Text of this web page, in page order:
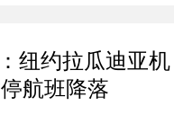
纽约拉瓜迪亚机
航班降落